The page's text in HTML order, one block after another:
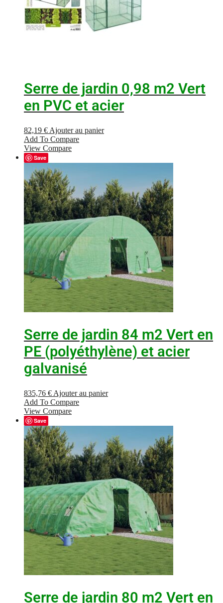
Serre de jardin 0,98 m2 Vert
en PVC et acier
82,19 € Ajouter au panier
Add To Compare
View Compare
Save
Serre de jardin 84 m2 Vert en
PE (polyéthylène) et acier
galvanisé
835,76 € Ajouter au panier
Add To Compare
View Compare
Save
Serre de jardin 80 m2 Vert en